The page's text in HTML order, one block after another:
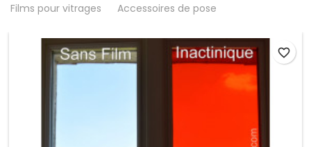
Films pour vitrages Accessoires de pose
favorite_border